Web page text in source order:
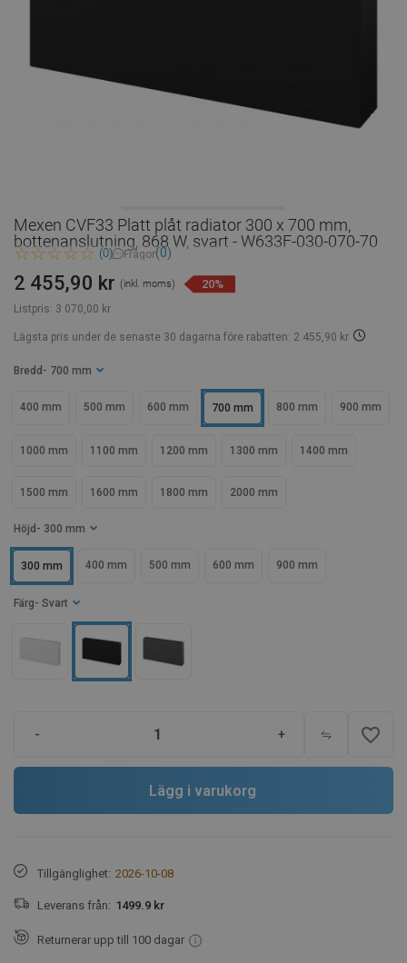
Mexen CVF33 Platt plåt radiator 300 x 700 mm,
bottenanslutning, 868 W, svart - W633F-030-070-70
(0) Frågor(0)
Listpris: 3 070,00 kr
2 455,90 kr (inkl. moms) 20%
Lägsta pris under de senaste 30 dagarna före rabatten: 2 455,90 kr
Bredd - 700 mm
400 mm 500 mm 600 mm 700 mm 800 mm 900 mm
1000 mm 1100 mm 1200 mm 1300 mm 1400 mm
1500 mm 1600 mm 1800 mm 2000 mm
Höjd - 300 mm
300 mm 400 mm 500 mm 600 mm 900 mm
Färg - Svart
- + favorite_border
Lägg i varukorg
Tillgänglighet: 2026-10-08
Leverans från: 1499.9 kr
Returnerar upp till 100 dagar